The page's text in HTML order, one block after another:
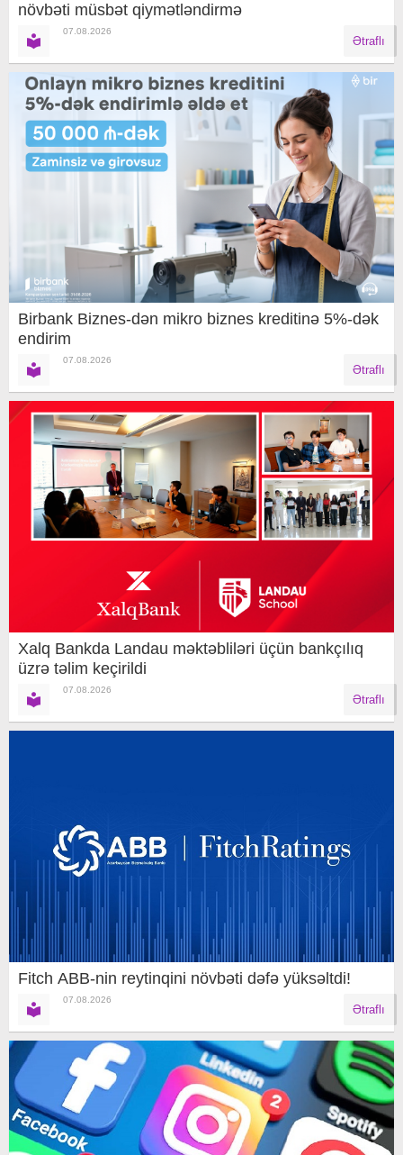
növbəti müsbət qiymətləndirmə
07.08.2026
Ətraflı
Birbank Biznes-dən mikro biznes kreditinə 5%-dək
endirim
07.08.2026
Ətraflı
Xalq Bankda Landau məktəbliləri üçün bankçılıq
üzrə təlim keçirildi
07.08.2026
Ətraflı
Fitch ABB-nin reytinqini növbəti dəfə yüksəltdi!
07.08.2026
Ətraflı